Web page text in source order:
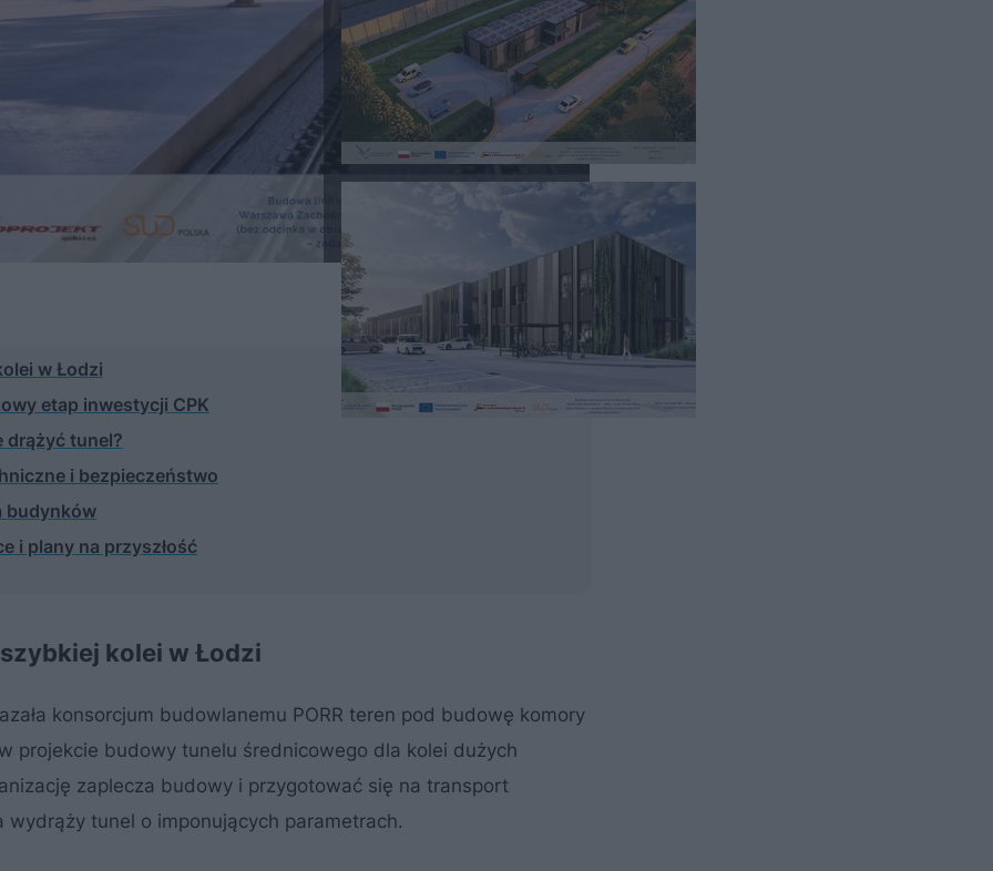
w Łodzi
etap inwestycji CPK
drążyć tunel?
i bezpieczeństwo
budynków
i plany na przyszłość
kolei w Łodzi
konsorcjum budowlanemu PORR teren pod budowę komory
projekcie budowy tunelu średnicowego dla kolei dużych
zaplecza budowy i przygotować się na transport
tunel o imponujących parametrach.